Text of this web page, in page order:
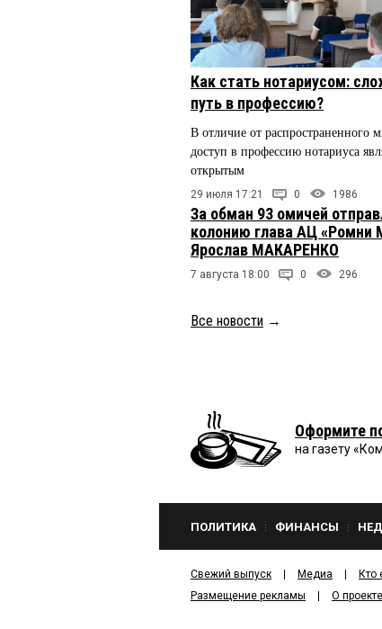
Как стать нотариусом:
путь в профессию?
В отличие от распространенного
доступ в профессию нотариуса
открытым
29 июля 17:21 0 1986
За обман 93 омичей
колонию глава АЦ «Ромни
Ярослав МАКАРЕНКО
7 августа 18:00 0 296
Все новости →
Оформите
на газету
ПОЛИТИКА ФИНАНСЫ
Свежий выпуск Медиа Кто
Размещение рекламы
О проекте